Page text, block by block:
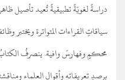
دراسةً لغويّةً تطبيقيةً تُعيد تأصيل
سياقاتِ القراءات المتواترة ويختبر
محكمٍ وفهارسَ وافية. ينصرفُ الكتابُ
برصدِ تعريفاته وأقوال العلماء